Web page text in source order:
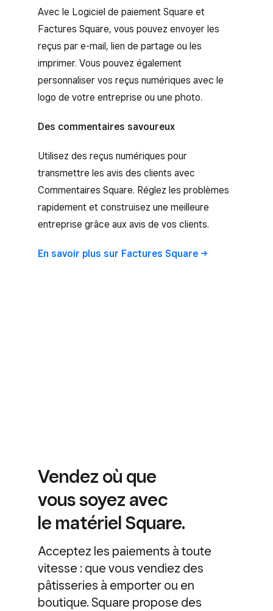
Avec le Logiciel de paiement Square et
Factures Square, vous pouvez envoyer les
reçus par e-mail, lien de partage ou les
imprimer. Vous pouvez également
personnaliser vos reçus numériques avec le
logo de votre entreprise ou une photo.
Des commentaires savoureux
Utilisez des reçus numériques pour
transmettre les avis des clients avec
Commentaires Square. Réglez les problèmes
rapidement et construisez une meilleure
entreprise grâce aux avis de vos clients.
En savoir plus sur Factures Square
Vendez où que
vous soyez avec
le matériel Square.
Acceptez les paiements à toute
vitesse : que vous vendiez des
pâtisseries à emporter ou en
boutique. Square propose des